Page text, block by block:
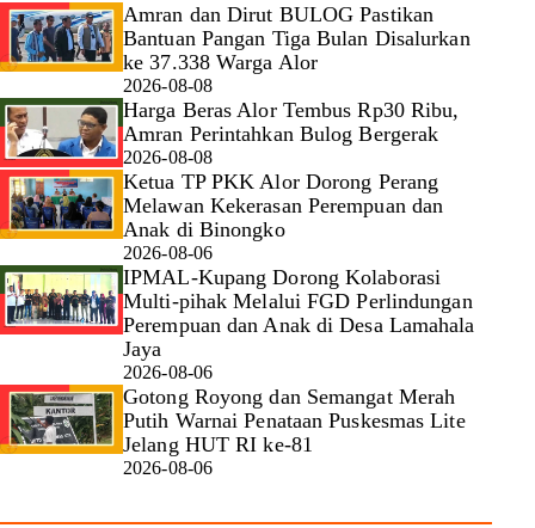
Amran dan Dirut BULOG Pastikan
Bantuan Pangan Tiga Bulan Disalurkan
ke 37.338 Warga Alor
2026-08-08
Harga Beras Alor Tembus Rp30 Ribu,
Amran Perintahkan Bulog Bergerak
2026-08-08
Ketua TP PKK Alor Dorong Perang
Melawan Kekerasan Perempuan dan
Anak di Binongko
2026-08-06
IPMAL-Kupang Dorong Kolaborasi
Multi-pihak Melalui FGD Perlindungan
Perempuan dan Anak di Desa Lamahala
Jaya
2026-08-06
Gotong Royong dan Semangat Merah
Putih Warnai Penataan Puskesmas Lite
Jelang HUT RI ke-81
2026-08-06